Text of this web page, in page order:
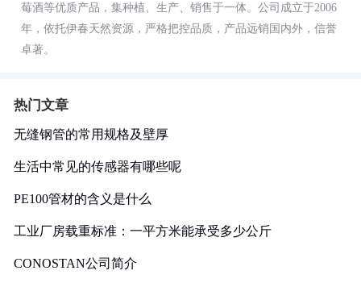
莓酒等优质产品，集种植、生产、销售于一体。公司成立于2006
年，依托伊春天然资源，严格把控品质，产品远销国内外，信誉
卓著。
热门文章
无缝钢管的常用规格及壁厚
生活中常见的传感器有哪些呢
PE100管材的含义是什么
工业厂房载重标准：一平方米能承受多少公斤
CONOSTAN公司简介